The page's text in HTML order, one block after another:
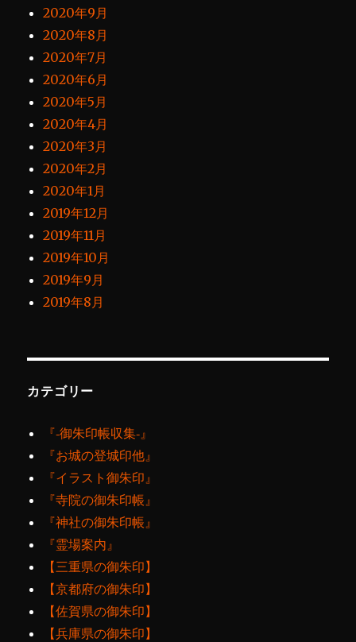
2020年9月
2020年8月
2020年7月
2020年6月
2020年5月
2020年4月
2020年3月
2020年2月
2020年1月
2019年12月
2019年11月
2019年10月
2019年9月
2019年8月
カテゴリー
『‐御朱印帳収集‐』
『お城の登城印他』
『イラスト御朱印』
『寺院の御朱印帳』
『神社の御朱印帳』
『霊場案内』
【三重県の御朱印】
【京都府の御朱印】
【佐賀県の御朱印】
【兵庫県の御朱印】